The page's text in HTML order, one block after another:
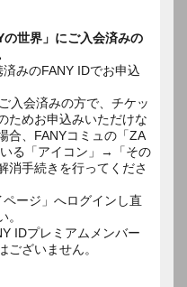
世界」にご入会済みの
みのFANY IDでお申込
入会済みの方で、チケッ
ためお申込みいただけな
合、FANYコミュの「ZA
る「アイコン」→「その
消手続きを行ってくださ
ージ」へログインし直
。
IDプレミアムメンバー
ございません。